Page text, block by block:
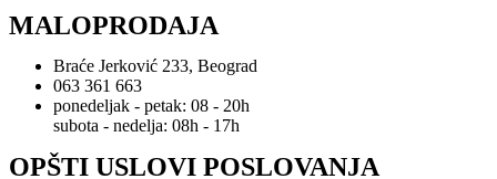
MALOPRODAJA
Braće Jerković 233, Beograd
063 361 663
ponedeljak - petak: 08 - 20h
subota - nedelja: 08h - 17h
OPŠTI USLOVI POSLOVANJA